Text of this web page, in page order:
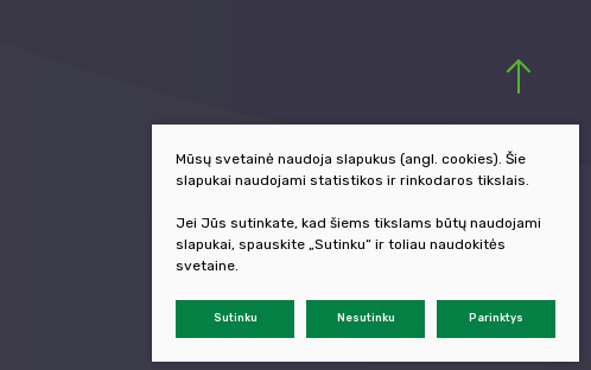
TEXUS
Mūsų svetainė naudoja slapukus (angl. cookies). Šie
slapukai naudojami statistikos ir rinkodaros tikslais.
Jei Jūs sutinkate, kad šiems tikslams būtų naudojami
slapukai, spauskite „Sutinku“ ir toliau naudokitės
svetaine.
Sutinku Nesutinku Parinktys